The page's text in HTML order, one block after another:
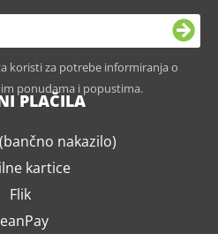
koristi za potrebe informiranja o
ponudama i popustima.
PLAČILA
nakazilo)
kartice
Flik